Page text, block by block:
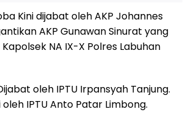
Kini dijabat oleh AKP Johannes
AKP Gunawan Sinurat yang
NA IX-X Polres Labuhan
oleh IPTU Irpansyah Tanjung.
oleh IPTU Anto Patar Limbong.